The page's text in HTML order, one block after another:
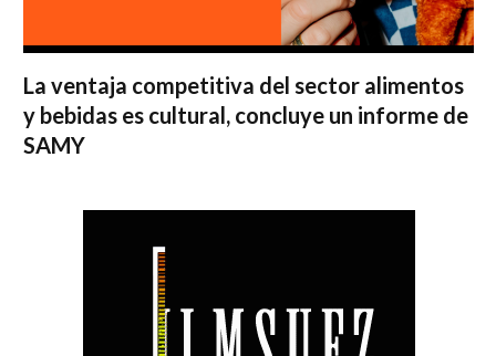
La ventaja competitiva del sector alimentos
y bebidas es cultural, concluye un informe de
SAMY